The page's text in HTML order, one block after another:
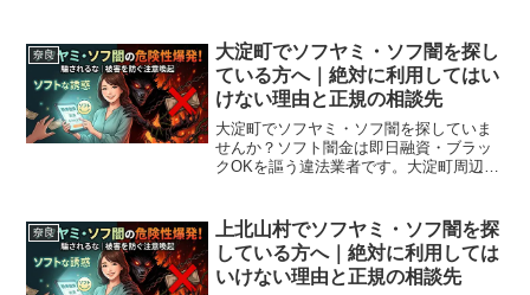
読みください。
奈良
大淀町でソフヤミ・ソフ闇を探し
ている方へ｜絶対に利用してはい
けない理由と正規の相談先
大淀町でソフヤミ・ソフ闇を探していま
せんか？ソフト闇金は即日融資・ブラッ
クOKを謳う違法業者です。大淀町周辺で
読みください。
奈良
上北山村でソフヤミ・ソフ闇を探
している方へ｜絶対に利用しては
いけない理由と正規の相談先